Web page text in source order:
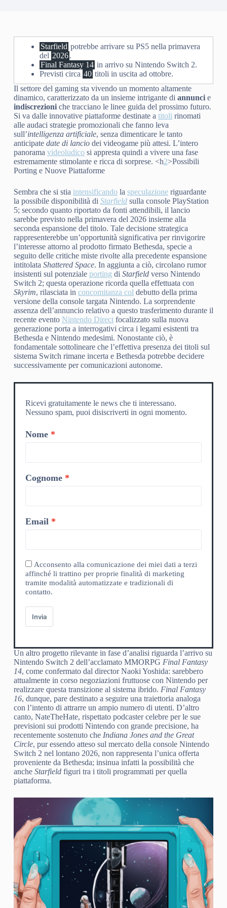
Starfield potrebbe arrivare su PS5 nella primavera
del 2026.
Final Fantasy 14 in arrivo su Nintendo Switch 2.
Previsti circa 40 titoli in uscita ad ottobre.
Il settore del gaming sta vivendo un momento altamente
dinamico, caratterizzato da un insieme intrigante di annuncie
indiscrezioniche tracciano le linee guida del prossimo futuro.
Si va dalle innovative piattaforme destinate a titoli rinomati
alle audaci strategie promozionali che fanno leva
sull’intelligenza artificiale, senza dimenticare le tanto
anticipate date di lanciodei videogame più attesi. L’intero
panorama videoludicosi appresta quindi a vivere una fase
estremamente stimolante e ricca di sorprese. <h2>Possibili
Porting e Nuove Piattaforme
Sembra che si stia intensificandola speculazioneriguardante
la possibile disponibilità di Starfieldsulla console PlayStation
5; secondo quanto riportato da fonti attendibili, il lancio
sarebbe previsto nella primavera del 2026 insieme alla
seconda espansione del titolo. Tale decisione strategica
rappresenterebbe un’opportunità significativa per rinvigorire
l’interesse attorno al prodotto firmato Bethesda, specie a
seguito delle critiche miste rivolte alla precedente espansione
intitolata Shattered Space. In aggiunta a ciò, circolano rumor
insistenti sul potenziale porting di Starfieldverso Nintendo
Switch 2; questa operazione ricorda quella effettuata con
Skyrim, rilasciata in concomitanza col debutto della prima
versione della console targata Nintendo. La sorprendente
assenza dell’annuncio relativo a questo trasferimento durante il
recente evento Nintendo Directfocalizzato sulla nuova
generazione porta a interrogativi circa i legami esistenti tra
Bethesda e Nintendo medesimi. Nonostante ciò, è
fondamentale sottolineare che l’effettiva presenza dei titoli sul
sistema Switch rimane incerta e Bethesda potrebbe decidere
successivamente per comunicazioni autonome.
Ricevi gratuitamente le news che ti interessano.
Nessuno spam, puoi disiscriverti in ogni momento.
Nome
Cognome
Email
Acconsento alla comunicazione dei miei dati a terzi
affinché li trattino per proprie finalità di marketing
tramite modalità automatizzate e tradizionali di
contatto.
Invia
Un altro progetto rilevante in fase d’analisi riguarda l’arrivo su
Nintendo Switch 2 dell’acclamato MMORPG Final Fantasy
14, come confermato dal director Naoki Yoshida: sarebbero
attualmente in corso negoziazioni fruttuose con Nintendo per
realizzare questa transizione al sistema ibrido. Final Fantasy
16, dunque, pare destinato a seguire una traiettoria analoga
con l’intento di attrarre un ampio numero di utenti. D’altro
canto, NateTheHate, rispettato podcaster celebre per le sue
previsioni sui prodotti Nintendo con grande precisione, ha
recentemente sostenuto che Indiana Jones and the Great
Circle, pur essendo atteso sul mercato della console Nintendo
Switch 2 nel lontano 2026, non rappresenta l’unica offerta
proveniente da Bethesda; insinua infatti la possibilità che
anche Starfieldfiguri tra i titoli programmati per quella
piattaforma.